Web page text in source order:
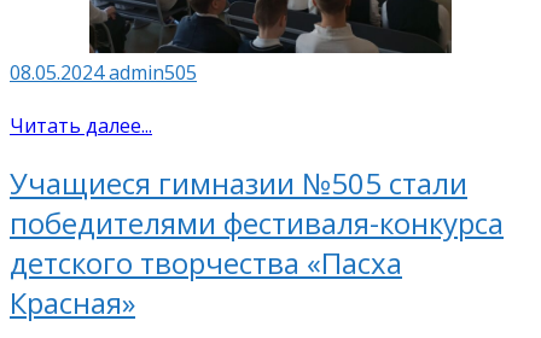
08.05.2024admin505
Читать далее...
Учащиеся гимназии №505 стали
победителями фестиваля-конкурса
детского творчества «Пасха
Красная»